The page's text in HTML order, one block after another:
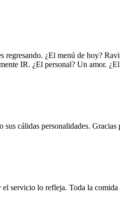
regresando. ¿El menú de hoy?
IR. ¿El personal? Un amor.
cálidas personalidades. Gracias
servicio lo refleja. Toda la